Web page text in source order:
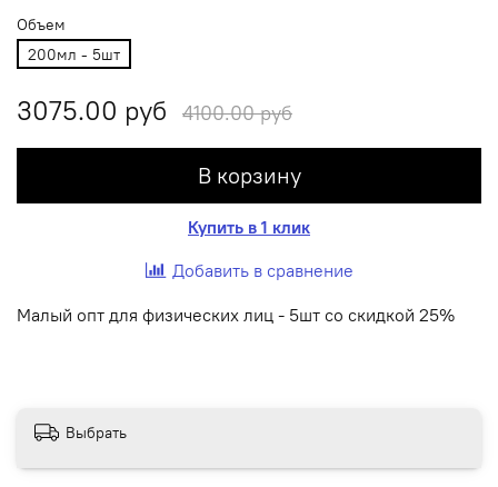
Объем
200мл - 5шт
3075.00 руб 4100.00 руб
В корзину
Купить в 1 клик
Добавить в сравнение
Малый опт для физических лиц - 5шт со скидкой 25%
Выбрать